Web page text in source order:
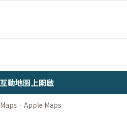
動地圖上開啟
· Apple Maps